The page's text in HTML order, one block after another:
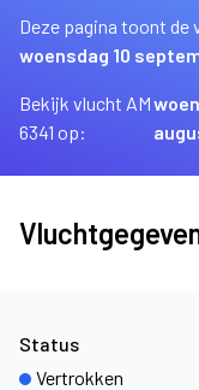
Deze pagina toont
woensdag 10
Bekijk vlucht AM
6341 op:
Status
Vertrokken